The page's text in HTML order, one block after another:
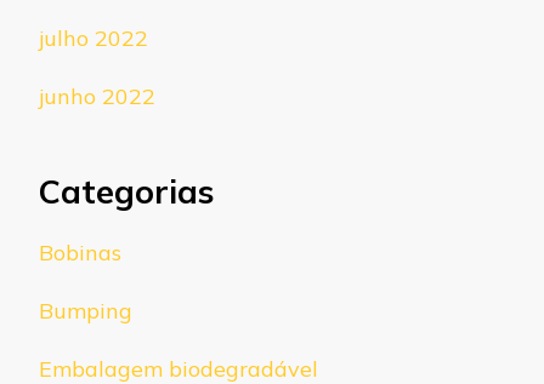
julho 2022
junho 2022
Categorias
Bobinas
Bumping
Embalagem biodegradável